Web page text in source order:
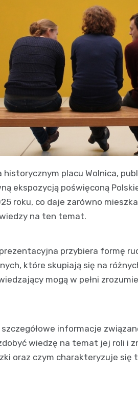
historycznym placu Wolnica,
ekspozycją poświęconą
roku, co daje zarówno
na ten temat.
przybiera formę
które skupiają się na
mogą w pełni
informacje
wiedzę na temat jej roli i
oraz czym charakteryzuje się